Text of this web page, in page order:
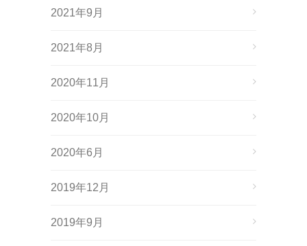
2021年9月
2021年8月
2020年11月
2020年10月
2020年6月
2019年12月
2019年9月